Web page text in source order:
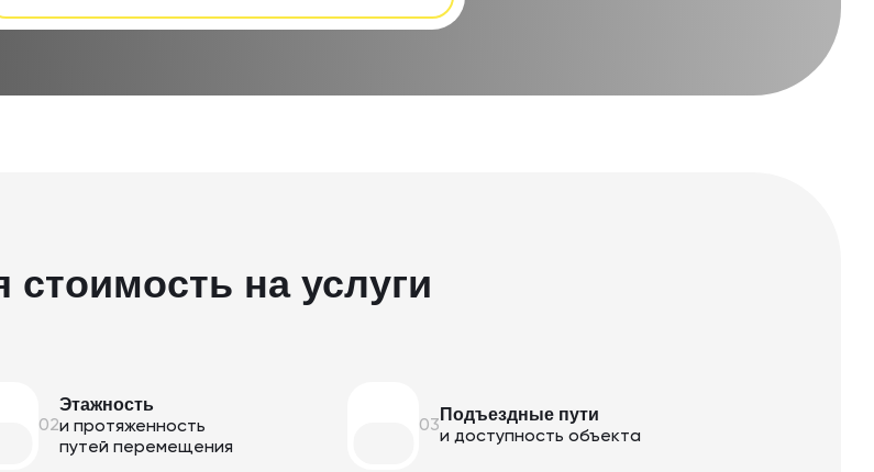
на услуги
02
Этажность
и протяженность
путей перемещения
03
Подъездные пути
и доступность объекта